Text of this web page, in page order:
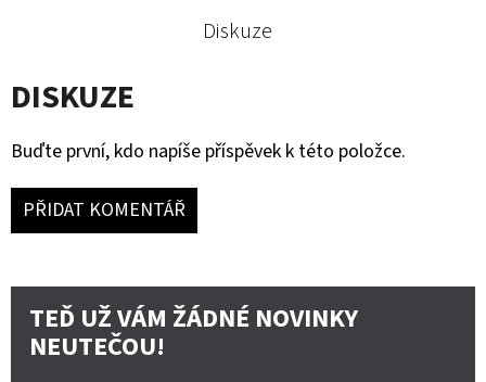
Diskuze
DISKUZE
Buďte první, kdo napíše příspěvek k této položce.
PŘIDAT KOMENTÁŘ
TEĎ UŽ VÁM ŽÁDNÉ NOVINKY
NEUTEČOU!